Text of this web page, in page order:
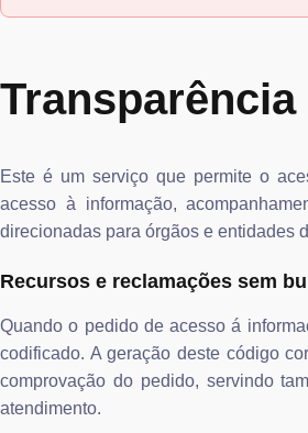
Transparência
Este é um serviço que permite o
acesso à informação,
direcionadas para órgãos e entidades
Recursos e reclamações sem
Quando o pedido de acesso á
codificado. A geração deste código
comprovação do pedido, servindo
atendimento.